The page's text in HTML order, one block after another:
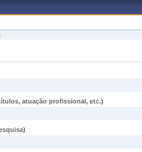
atuação profissional, etc.)